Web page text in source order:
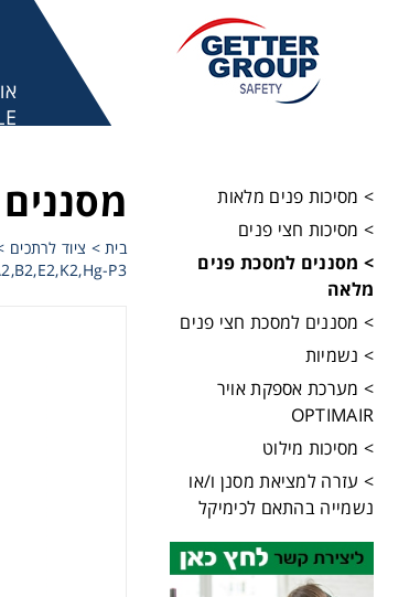
> מסיכות פנים מלאות
> מסיכות חצי פנים
> מסננים למסכת פנים
מלאה
> מסננים למסכת חצי פנים
> נשמיות
> מערכת אספקת אויר
OPTIMAIR
> מסיכות מילוט
> עזרה למציאת מסנן ו/או
נשמייה בהתאם לכימיקל
בית> ציוד לרתכים
P3